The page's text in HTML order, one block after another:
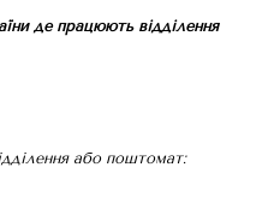
де працюють відділення
або поштомат: